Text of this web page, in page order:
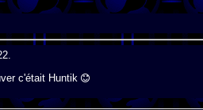
c'était Huntik